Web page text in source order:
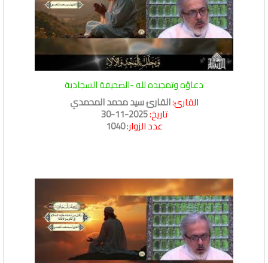
دعاؤه وتمجيده لله -الصحيفة السجادية
القارئ:القارئ سيد محمد المحمدي
تاريخ:2025-11-30
عدد الزوار:1040